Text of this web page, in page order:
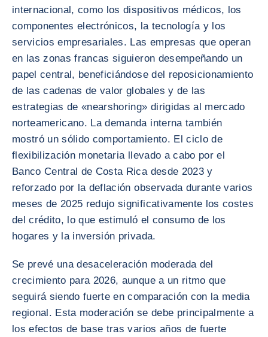
internacional, como los dispositivos médicos, los
componentes electrónicos, la tecnología y los
servicios empresariales. Las empresas que operan
en las zonas francas siguieron desempeñando un
papel central, beneficiándose del reposicionamiento
de las cadenas de valor globales y de las
estrategias de «nearshoring» dirigidas al mercado
norteamericano. La demanda interna también
mostró un sólido comportamiento. El ciclo de
flexibilización monetaria llevado a cabo por el
Banco Central de Costa Rica desde 2023 y
reforzado por la deflación observada durante varios
meses de 2025 redujo significativamente los costes
del crédito, lo que estimuló el consumo de los
hogares y la inversión privada.
Se prevé una desaceleración moderada del
crecimiento para 2026, aunque a un ritmo que
seguirá siendo fuerte en comparación con la media
regional. Esta moderación se debe principalmente a
los efectos de base tras varios años de fuerte